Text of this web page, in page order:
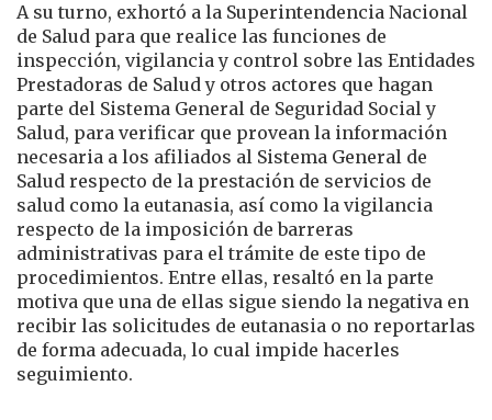
A su turno, exhortó a la Superintendencia Nacional
de Salud para que realice las funciones de
inspección, vigilancia y control sobre las Entidades
Prestadoras de Salud y otros actores que hagan
parte del Sistema General de Seguridad Social y
Salud, para verificar que provean la información
necesaria a los afiliados al Sistema General de
Salud respecto de la prestación de servicios de
salud como la eutanasia, así como la vigilancia
respecto de la imposición de barreras
administrativas para el trámite de este tipo de
procedimientos. Entre ellas, resaltó en la parte
motiva que una de ellas sigue siendo la negativa en
recibir las solicitudes de eutanasia o no reportarlas
de forma adecuada, lo cual impide hacerles
seguimiento.